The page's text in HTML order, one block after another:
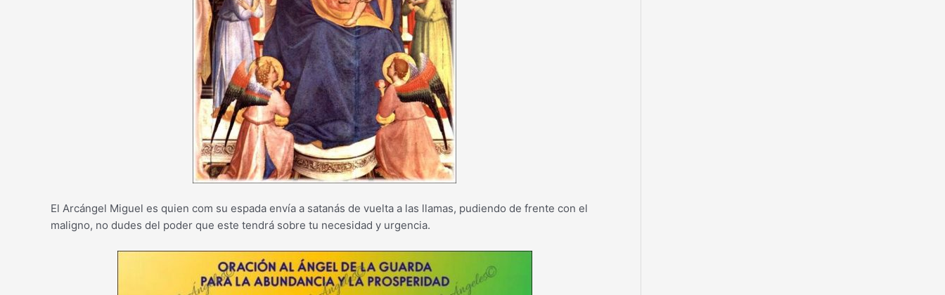
El Arcángel Miguel es quien com su espada envía a satanás de vuelta a las llamas, pudiendo de frente con el
maligno, no dudes del poder que este tendrá sobre tu necesidad y urgencia.